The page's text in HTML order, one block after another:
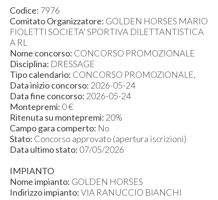
Codice: 7976
Comitato Organizzatore: GOLDEN HORSES MARIO
FIOLETTI SOCIETA' SPORTIVA DILETTANTISTICA
A RL
Nome concorso: CONCORSO PROMOZIONALE
Disciplina: DRESSAGE
Tipo calendario: CONCORSO PROMOZIONALE,
Data inizio concorso: 2026-05-24
Data fine concorso: 2026-05-24
Montepremi: 0 €
Ritenuta su montepremi: 20%
Campo gara comperto: No
Stato: Concorso approvato (apertura iscrizioni)
Data ultimo stato: 07/05/2026
IMPIANTO
Nome impianto: GOLDEN HORSES
Indirizzo impianto:VIA RANUCCIO BIANCHI